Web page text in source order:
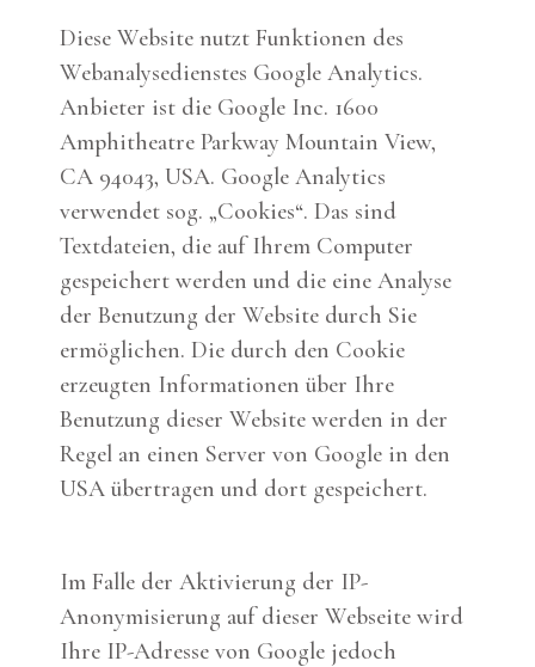
Diese Website nutzt Funktionen des
Webanalysedienstes Google Analytics.
Anbieter ist die Google Inc. 1600
Amphitheatre Parkway Mountain View,
CA 94043, USA. Google Analytics
verwendet sog. „Cookies“. Das sind
Textdateien, die auf Ihrem Computer
gespeichert werden und die eine Analyse
der Benutzung der Website durch Sie
ermöglichen. Die durch den Cookie
erzeugten Informationen über Ihre
Benutzung dieser Website werden in der
Regel an einen Server von Google in den
USA übertragen und dort gespeichert.
Im Falle der Aktivierung der IP-
Anonymisierung auf dieser Webseite wird
Ihre IP-Adresse von Google jedoch